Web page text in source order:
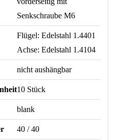
Senkschraube M6
Flügel: Edelstahl 1.4401
Achse: Edelstahl 1.4104
nicht aushängbar
10 Stück
blank
40 / 40